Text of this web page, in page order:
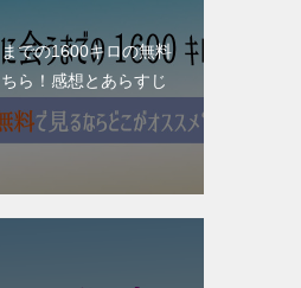
での1600キロの無料
ら！感想とあらすじ